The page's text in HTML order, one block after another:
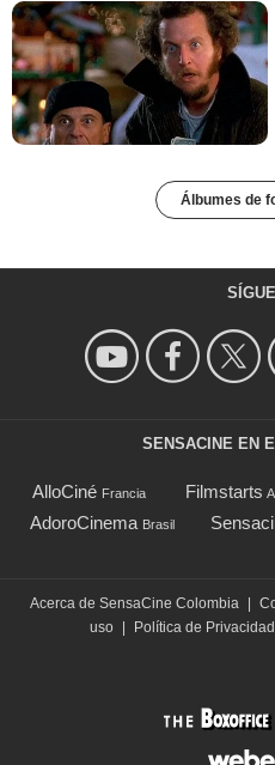
Álbumes de
SENSACINE EN
AlloCiné Francia Filmstarts
AdoroCinema Brasil
Acerca de SensaCine Colombia
uso
Política de Privacidad